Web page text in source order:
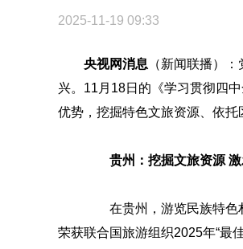
2025-11-19 09:33
央视网消息 （新闻联播）
兴。11月18日的《学习贯彻四
优势，挖掘特色文旅资源、依托
贵州：挖掘文旅资源
在贵州，游览民族特色村
荣获联合国旅游组织2025年“最